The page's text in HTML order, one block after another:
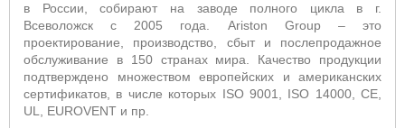
в России, собирают на заводе полного цикла в г.
Всеволожск с 2005 года. Ariston Group
– это
проектирование, производство, сбыт и послепродажное
обслуживание в 150 странах мира. Качество продукции
подтверждено множеством европейских и американских
сертификатов, в числе которых ISO 9001, ISO 14000, CE,
UL, EUROVENT и пр.